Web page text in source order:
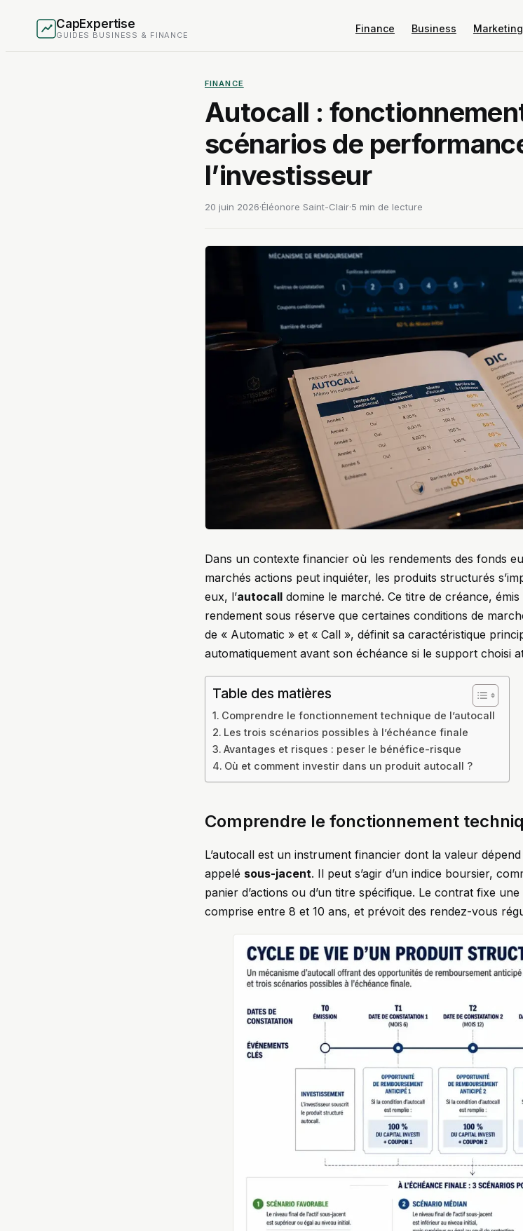
CapExpertise
GUIDES BUSINESS & FINANCE
Finance Business Marketing
FINANCE
Autocall :
scénarios de
l’investisseur
20 juin 2026·Éléonore Saint-Clair·5 min de lecture
Dans un contexte financier où les rendements des fonds
marchés actions peut inquiéter, les produits structurés
eux, l’autocall domine le marché. Ce titre de créance,
rendement sous réserve que certaines conditions de
de « Automatic » et « Call », définit sa caractéristique
automatiquement avant son échéance si le support choisi
Table des matières
Comprendre le fonctionnement technique de l’autocall
Les trois scénarios possibles à l’échéance finale
Avantages et risques : peser le bénéfice-risque
Où et comment investir dans un produit autocall ?
Comprendre le fonctionnement
L’autocall est un instrument financier dont la valeur
appelé sous-jacent. Il peut s’agir d’un indice boursier,
panier d’actions ou d’un titre spécifique. Le contrat fixe
comprise entre 8 et 10 ans, et prévoit des rendez-vous